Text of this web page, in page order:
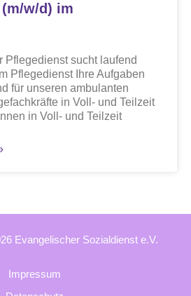
w/d) im
Pflegedienst sucht laufend
Pflegedienst Ihre Aufgaben
für unseren ambulanten
in Voll- und Teilzeit
in Voll- und Teilzeit
Evangelischer Sozialdienst e.V.
Impressum